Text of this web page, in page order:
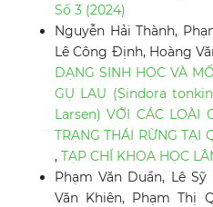
Số 3 (2024)
Nguyễn Hải Thành,
Lê Công Định, Hoàng
DẠNG SINH HỌC VÀ
GỤ LAU (Sindora
Larsen) VỚI CÁC LOÀI
TRẠNG THÁI RỪNG TẠI
, TẠP CHÍ KHOA HỌC
Phạm Văn Duẩn, Lê
Văn Khiên, Phạm Thị